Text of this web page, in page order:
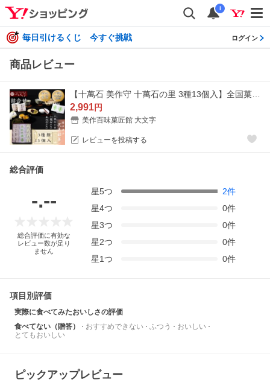
i
毎日引けるくじ 今すぐ挑戦 ログイン
商品レビュー
2,991円
美作百味菓匠館 大文字
レビューを投稿する
総合評価
-.--
総合評価に有効な
レビュー数が足り
ません
星5つ 2件
星4つ 0件
星3つ 0件
星2つ 0件
星1つ 0件
項目別評価
実際に食べてみたおいしさの評価
食べてない（贈答）
おすすめできない ふつう
おいしい
とてもおいしい
ピックアップレビュー